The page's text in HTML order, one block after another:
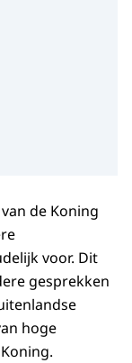
de Koning
voor. Dit
gesprekken
hoge